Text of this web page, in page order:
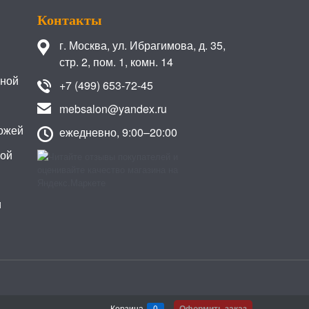
Контакты
г. Москва,ул. Ибрагимова, д. 35,
стр. 2, пом. 1, комн. 14
+7 (499) 653-72-45
mebsalon@yandex.ru
ежедневно, 9:00–20:00